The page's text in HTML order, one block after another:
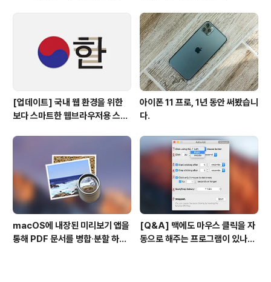
[업데이트] 국내 웹 환경을 위한
보다 스마트한 웹브라우저용 스타
아이폰 11 프로, 1년 동안 써봤습니
다.
macOS에 내장된 미리보기 앱을
통해 PDF 문서를 병합∙분할 하는
[Q&A] 맥에도 마우스 클릭을 자
동으로 해주는 프로그램이 있나